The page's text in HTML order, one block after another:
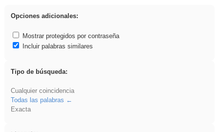
Opciones adicionales:
Mostrar protegidos por contraseña
Incluir palabras similares
Tipo de búsqueda:
Cualquier coincidencia
Todas las palabras
Exacta